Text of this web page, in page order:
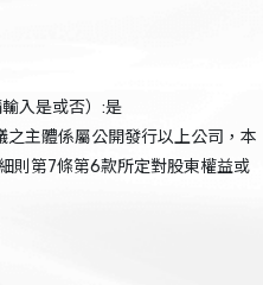
入是或否）:是
主體係屬公開發行以上公司，本
則第7條第6款所定對股東權益或